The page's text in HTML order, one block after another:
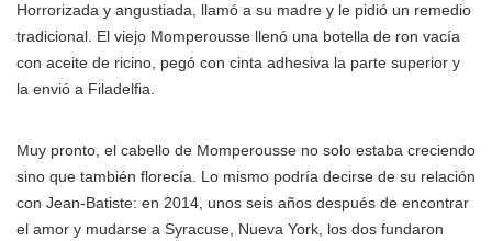
Horrorizada y angustiada, llamó a su madre y le pidió un remedio
tradicional. El viejo Momperousse llenó una botella de ron vacía
con aceite de ricino, pegó con cinta adhesiva la parte superior y
la envió a Filadelfia.
Muy pronto, el cabello de Momperousse no solo estaba creciendo
sino que también florecía. Lo mismo podría decirse de su relación
con Jean-Batiste: en 2014, unos seis años después de encontrar
el amor y mudarse a Syracuse, Nueva York, los dos fundaron